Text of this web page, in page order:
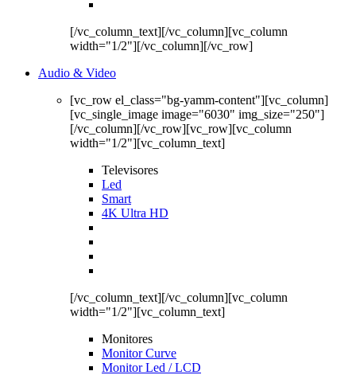
[/vc_column_text][/vc_column][vc_column
width="1/2"][/vc_column][/vc_row]
Audio & Video
[vc_row el_class="bg-yamm-content"][vc_column]
[vc_single_image image="6030" img_size="250"]
[/vc_column][/vc_row][vc_row][vc_column
width="1/2"][vc_column_text]
Televisores
Led
Smart
4K Ultra HD
[/vc_column_text][/vc_column][vc_column
width="1/2"][vc_column_text]
Monitores
Monitor Curve
Monitor Led / LCD